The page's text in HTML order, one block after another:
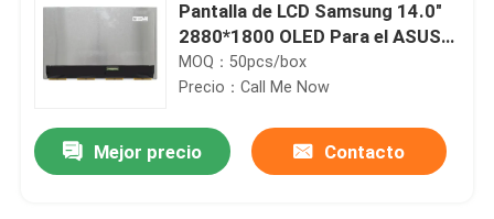
Hogar
Productos
Vídeos
Pantalla de LCD Samsung 14.0"
2880*1800 OLED Para el ASUS
M3400 K3402 K3405 K6400
MOQ：50pcs/box
Precio：Call Me Now
Mejor precio Contacto
Reemplazo Acer Chromebook del teclado del ordenador portátil de NK.I111S.077 los E.E.U.U. 11 C721/12 C851/C851T